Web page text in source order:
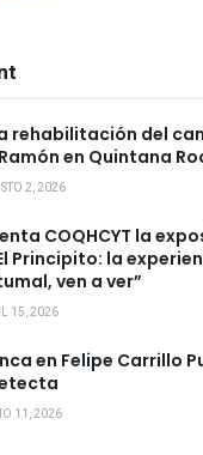
rehabilitación del
en Quintana
2, 2026
COQHCYT la
Principito: la
ven a ver”
15, 2026
en Felipe Carrillo
11, 2026